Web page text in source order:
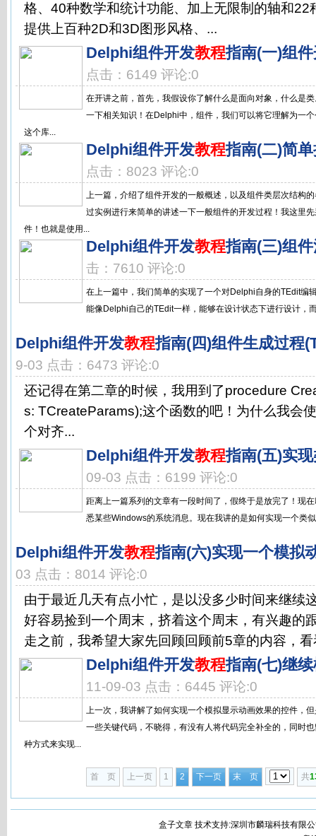
格、40种数学和统计功能、加上无限制的轴和22
提供上百种2D和3D图形风格、...
Delphi组件开发教程指南(一)组
点击：6149 评论:0
在开讲之前，首先，我假设你了解什么是面向对象，什么是
一下相关知识！在Delphi中，组件，我们可以将它理解为一
这个库...
Delphi组件开发教程指南(二)简
点击：8023 评论:0
上一篇，介绍了组件开发的一般概述，以及组件类层次结构
过实例进行来简单的讲述一下一般组件的开发过程！我这里
件！也就是使用...
Delphi组件开发教程指南(三)组
击：7610 评论:0
在上一篇中，我们简单的实现了一个对Delphi自身的TEdit编
能像Delphi自己的TEdit一样，能够在设计状态下进行设计，
Delphi组件开发教程指南(四)组件生成过程
9-03 点击：6473 评论:0
还记得在第二章的时候，我用到了procedure
s: TCreateParams);这个函数的吧！为什么我会
个对齐...
Delphi组件开发教程指南(五)实
09-03 点击：6199 评论:0
距离上一篇系列的文章有一段时间了，假终于是放完了！现
悉某些Windows的系统消息。现在我讲的是如何实现一个类
Delphi组件开发教程指南(六)实现一个模拟
03 点击：8014 评论:0
由于最近几天有点小忙，是以没多少时间来继续
好容易捡到一个周末，挤着这个周末，有兴趣的
走之前，我希望大家先回顾回顾前5章的内容，
Delphi组件开发教程指南(七)继
11-09-03 点击：6445 评论:0
上一次，我讲解了如何实现一个模拟显示动画效果的控件，
一些关键代码，不晓得，有没有人将代码完全补全的，同时
种方式来实现...
首 页 上一页 1 2 下一页 末 页 共
盒子文章 技术支持:深圳市麟瑞科技有限